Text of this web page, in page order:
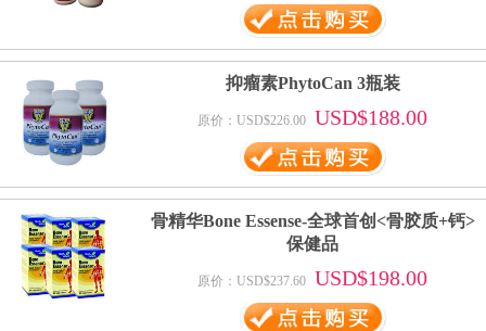
抑瘤素PhytoCan 3瓶装
原价：USD$226.00 USD$188.00
骨精华Bone Essense-全球首创<骨胶质+钙>
保健品
原价：USD$237.60 USD$198.00